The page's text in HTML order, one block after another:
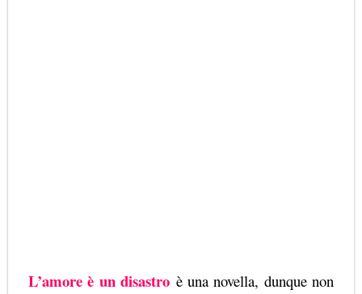
L’amore è un disastro è una novella, dunque non